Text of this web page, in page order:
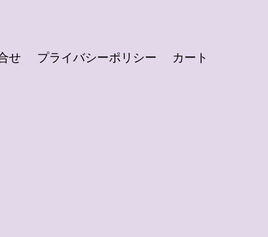
せ プライバシーポリシー カート